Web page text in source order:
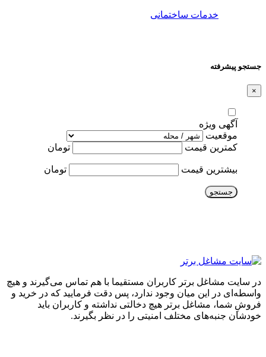
خدمات ساختمانی
جستجو پیشرفته
×
آگهی ویژه
موقعیت
کمترین قیمت
تومان
بیشترین قیمت تومان
جستجو
در سایت مشاغل برتر کاربران مستقیما با هم تماس می‌گیرند و هیچ
واسطه‌ای در این میان وجود ندارد، پس دقت فرمایید که در خرید و
فروشِ شما، مشاغل برتر هیچ دخالتی نداشته و کاربران باید
خودشان جنبه‌های مختلف امنیتی را در نظر بگیرند.